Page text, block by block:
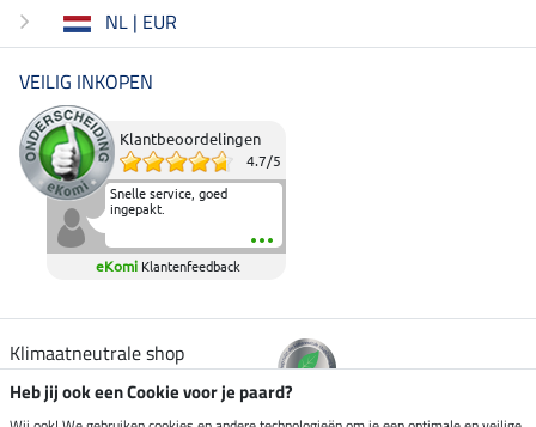
NL | EUR
VEILIG INKOPEN
Klantbeoordelingen
4.7/5
Snelle service, goed
ingepakt.
eKomi Klantenfeedback
Klimaatneutrale shop
Heb jij ook een Cookie voor je paard?